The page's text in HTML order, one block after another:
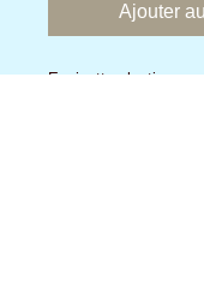
Ajouter
Epuisette plastique